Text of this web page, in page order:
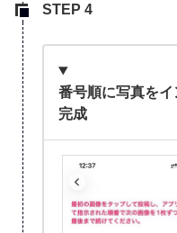
番号順に写真を
完成